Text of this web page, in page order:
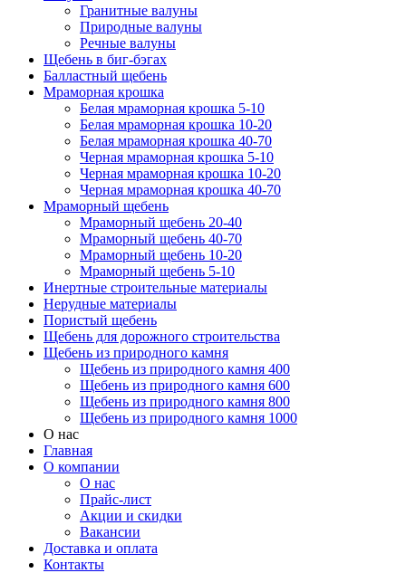
Гранитные валуны
Природные валуны
Речные валуны
Щебень в биг-бэгах
Балластный щебень
Мраморная крошка
Белая мраморная крошка 5-10
Белая мраморная крошка 10-20
Белая мраморная крошка 40-70
Черная мраморная крошка 5-10
Черная мраморная крошка 10-20
Черная мраморная крошка 40-70
Мраморный щебень
Мраморный щебень 20-40
Мраморный щебень 40-70
Мраморный щебень 10-20
Мраморный щебень 5-10
Инертные строительные материалы
Нерудные материалы
Пористый щебень
Щебень для дорожного строительства
Щебень из природного камня
Щебень из природного камня 400
Щебень из природного камня 600
Щебень из природного камня 800
Щебень из природного камня 1000
О нас
Главная
О компании
О нас
Прайс-лист
Акции и скидки
Вакансии
Доставка и оплата
Контакты